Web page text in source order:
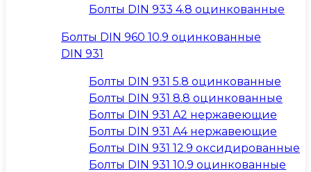
Болты DIN 933 4.8 оцинкованные
Болты DIN 960 10.9 оцинкованные
DIN 931
Болты DIN 931 5.8 оцинкованные
Болты DIN 931 8.8 оцинкованные
Болты DIN 931 A2 нержавеющие
Болты DIN 931 A4 нержавеющие
Болты DIN 931 12.9 оксидированные
Болты DIN 931 10.9 оцинкованные